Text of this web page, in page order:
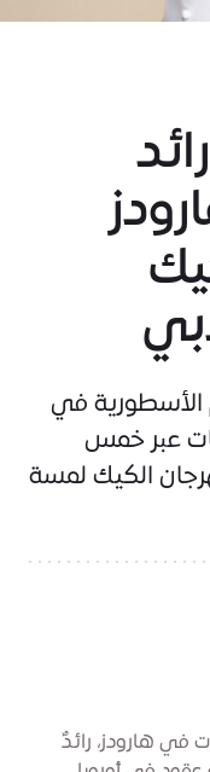
الأسطورية في
عبر خمس
الكيك لمسة
في هارودز، رائدٌ